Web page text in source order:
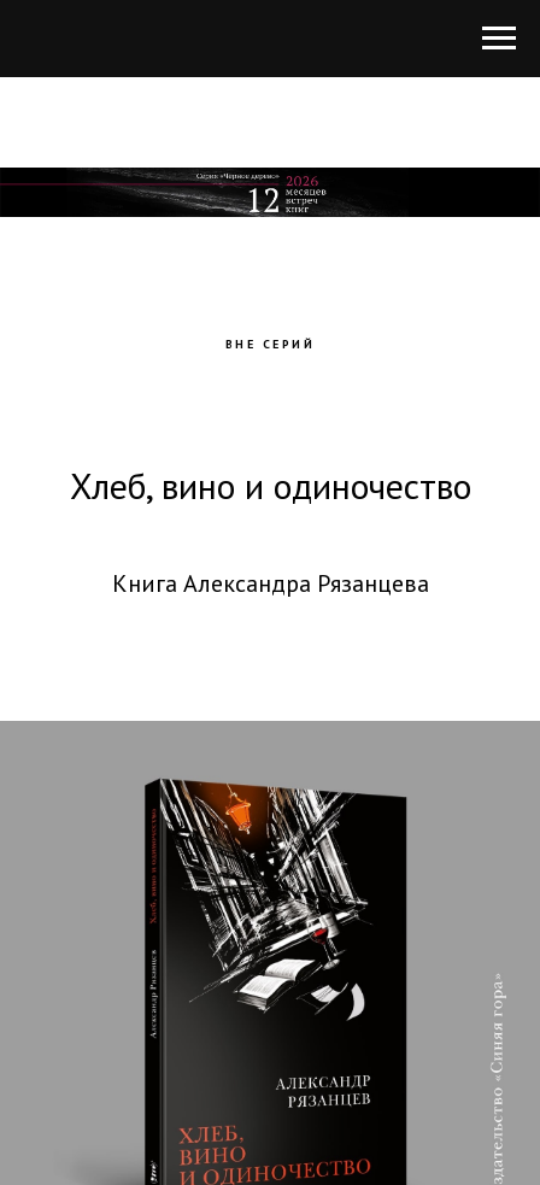
ВНЕ СЕРИЙ
Хлеб, вино и одиночество
Книга Александра Рязанцева